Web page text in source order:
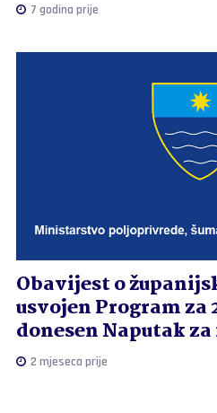
7 godina prije
Obavijest o
usvojen Program za
donesen Naputak
2 mjeseca prije